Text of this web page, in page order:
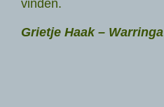
vinden.
Grietje Haak – Warringa